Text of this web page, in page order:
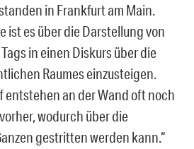
in Frankfurt am Main.
ist es über die Darstellung von
in einen Diskurs über die
Raumes einzusteigen.
entstehen an der Wand oft noch
wodurch über die
gestritten werden kann.“